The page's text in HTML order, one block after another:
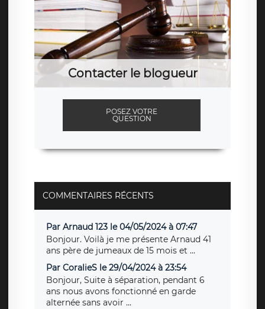
Contacter le blogueur
POSEZ VOTRE
QUESTION
COMMENTAIRES RÉCENTS
Par Arnaud 123 le 04/05/2024 à 07:47
Bonjour. Voilà je me présente Arnaud 41
ans père de jumeaux de 15 mois et ...
Par CoralieS le 29/04/2024 à 23:54
Bonjour, Suite à séparation, pendant 6
ans nous avons fonctionné en garde
alternée sans avoir ...